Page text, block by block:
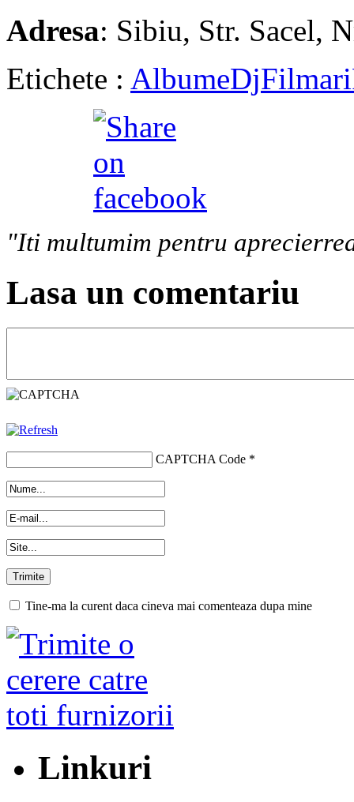
Adresa: Sibiu, Str. Sacel,
Etichete : AlbumeDjFilmari
"Iti multumim pentru
Lasa un comentariu
CAPTCHA Code *
Tine-ma la curent daca cineva mai comenteaza dupa mine
Linkuri